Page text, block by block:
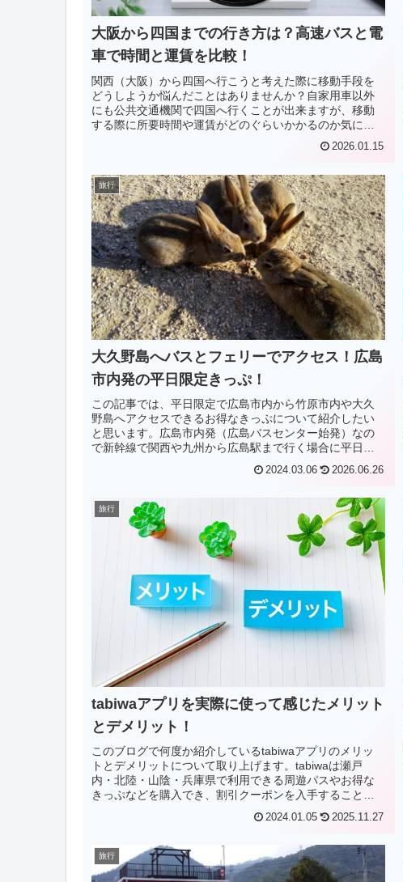
大阪から四国までの行き方は？高速バスと電
車で時間と運賃を比較！
関西（大阪）から四国へ行こうと考えた際に移動手段を
どうしようか悩んだことはありませんか？自家用車以外
にも公共交通機関で四国へ行くことが出来ますが、移動
する際に所要時間や運賃がどのぐらいかかるのか気にな
りますよね？この記事では大阪から四国まで...
2026.01.15
旅行
大久野島へバスとフェリーでアクセス！広島
市内発の平日限定きっぷ！
この記事では、平日限定で広島市内から竹原市内や大久
野島へアクセスできるお得なきっぷについて紹介したい
と思います。広島市内発（広島バスセンター始発）なの
で新幹線で関西や九州から広島駅まで行く場合に平日限
定ですが、使いやすいきっぷです。大久野島...
2024.03.06 2026.06.26
旅行
tabiwaアプリを実際に使って感じたメリット
とデメリット！
このブログで何度か紹介しているtabiwaアプリのメリッ
トとデメリットについて取り上げます。tabiwaは瀬戸
内・北陸・山陰・兵庫県で利用できる周遊パスやお得な
きっぷなどを購入でき、割引クーポンを入手することが
出来る便利なアプリです。他にも...
2024.01.05 2025.11.27
旅行